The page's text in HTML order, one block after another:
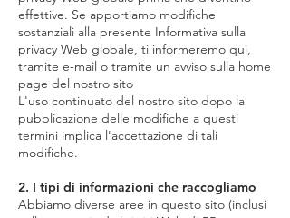
effettive. Se apportiamo modifiche
sostanziali alla presente Informativa sulla
privacy Web globale, ti informeremo qui,
tramite e-mail o tramite un avviso sulla home
page del nostro sito
L'uso continuato del nostro sito dopo la
pubblicazione delle modifiche a questi
termini implica l'accettazione di tali
modifiche.
2. I tipi di informazioni che raccogliamo
Abbiamo diverse aree in questo sito (inclusi